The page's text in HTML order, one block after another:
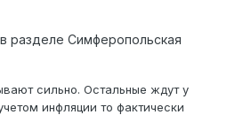
разделе Симферопольская
сильно. Остальные ждут у
инфляции то фактически